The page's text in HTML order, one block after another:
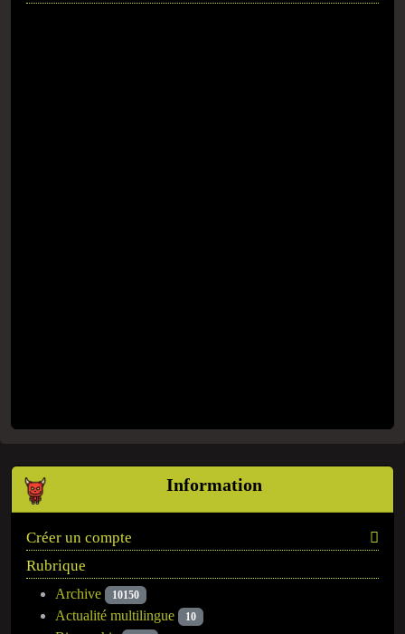
Information
Créer un compte
Rubrique
Archive 10150
Actualité multilingue 10